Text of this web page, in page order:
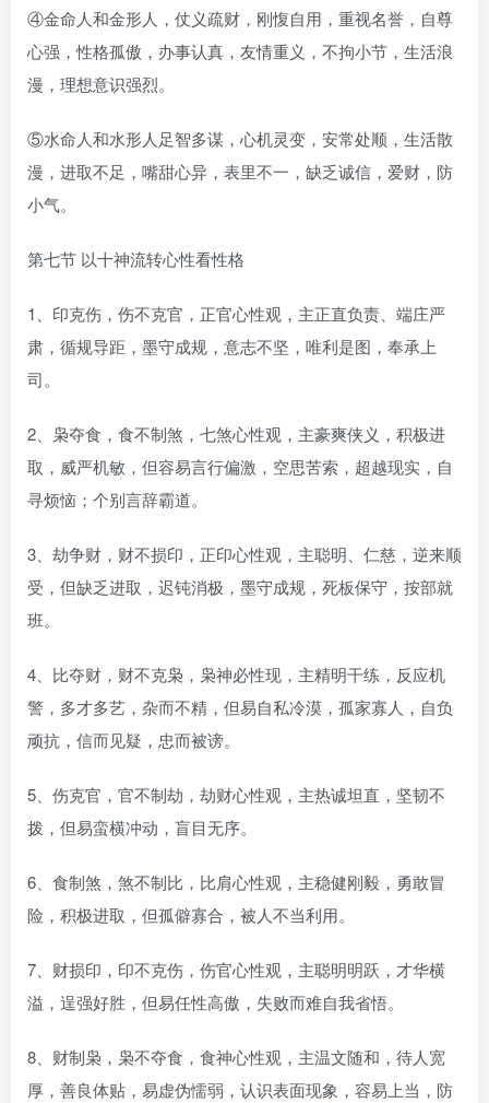
④金命人和金形人，仗义疏财，刚愎自用，重视名誉，自尊
心强，性格孤傲，办事认真，友情重义，不拘小节，生活浪
漫，理想意识强烈。
⑤水命人和水形人足智多谋，心机灵变，安常处顺，生活散
漫，进取不足，嘴甜心异，表里不一，缺乏诚信，爱财，防
小气。
第七节 以十神流转心性看性格
1、印克伤，伤不克官，正官心性观，主正直负责、端庄严
肃，循规导距，墨守成规，意志不坚，唯利是图，奉承上
司。
2、枭夺食，食不制煞，七煞心性观，主豪爽侠义，积极进
取，威严机敏，但容易言行偏激，空思苦索，超越现实，自
寻烦恼；个别言辞霸道。
3、劫争财，财不损印，正印心性观，主聪明、仁慈，逆来顺
受，但缺乏进取，迟钝消极，墨守成规，死板保守，按部就
班。
4、比夺财，财不克枭，枭神必性现，主精明干练，反应机
警，多才多艺，杂而不精，但易自私冷漠，孤家寡人，自负
顽抗，信而见疑，忠而被谤。
5、伤克官，官不制劫，劫财心性观，主热诚坦直，坚韧不
拨，但易蛮横冲动，盲目无序。
6、食制煞，煞不制比，比肩心性观，主稳健刚毅，勇敢冒
险，积极进取，但孤僻寡合，被人不当利用。
7、财损印，印不克伤，伤官心性观，主聪明明跃，才华横
溢，逞强好胜，但易任性高傲，失败而难自我省悟。
8、财制枭，枭不夺食，食神心性观，主温文随和，待人宽
厚，善良体贴，易虚伪懦弱，认识表面现象，容易上当，防